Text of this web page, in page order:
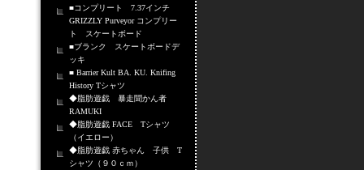
■コンプリート 7.37インチ
GRIZZLY Purveyor コンプリー
ト スケートボード
■ブランク スケートボードデ
ッキ
■ Barrier Kult BA. KU. Knifing
History Tシャツ
◆脂肪遊戯 暴走聞かん者
RAMUKI
◆脂肪遊戯 FACE Tシャツ
（イエロー）
◆脂肪遊戯 赤ちゃん 子供 T
シャツ（９０ｃｍ）